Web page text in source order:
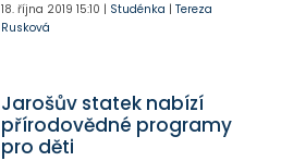
18. října 2019 15:10 | Studénka | Tereza
Rusková
Jarošův statek nabízí
přírodovědné programy
pro děti